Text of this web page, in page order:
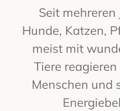
Seit
Hunde, Katzen,
meist mit
Tiere
Menschen und